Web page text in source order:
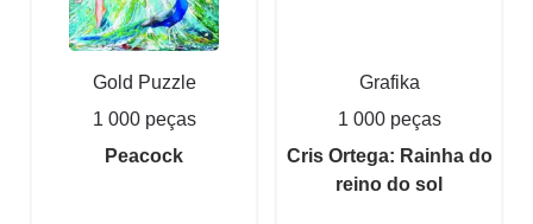
Gold Puzzle
1 000 peças
Peacock
Grafika
1 000 peças
Cris Ortega: Rainha do
reino do sol